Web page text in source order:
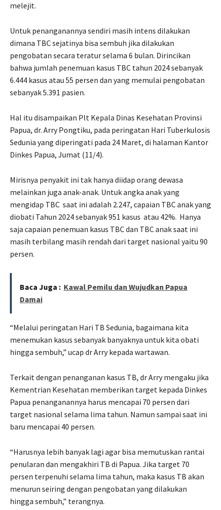
melejit.
Untuk penanganannya sendiri masih intens dilakukan
dimana TBC sejatinya bisa sembuh jika dilakukan
pengobatan secara teratur selama 6 bulan. Dirincikan
bahwa jumlah penemuan kasus TBC tahun 2024 sebanyak
6.444 kasus atau 55 persen dan yang memulai pengobatan
sebanyak 5.391 pasien.
Hal itu disampaikan Plt Kepala Dinas Kesehatan Provinsi
Papua, dr. Arry Pongtiku, pada peringatan Hari Tuberkulosis
Sedunia yang diperingati pada 24 Maret, di halaman Kantor
Dinkes Papua, Jumat (11/4).
Mirisnya penyakit ini tak hanya diidap orang dewasa
melainkan juga anak-anak. Untuk angka anak yang
mengidap TBC saat ini adalah 2.247, capaian TBC anak yang
diobati Tahun 2024 sebanyak 951 kasus atau 42%. Hanya
saja capaian penemuan kasus TBC dan TBC anak saat ini
masih terbilang masih rendah dari target nasional yaitu 90
persen.
Baca Juga : Kawal Pemilu dan Wujudkan Papua
Damai
“Melalui peringatan Hari TB Sedunia, bagaimana kita
menemukan kasus sebanyak banyaknya untuk kita obati
hingga sembuh,” ucap dr Arry kepada wartawan.
Terkait dengan penanganan kasus TB, dr Arry mengaku jika
Kementrian Kesehatan memberikan target kepada Dinkes
Papua penanganannya harus mencapai 70 persen dari
target nasional selama lima tahun. Namun sampai saat ini
baru mencapai 40 persen.
“Harusnya lebih banyak lagi agar bisa memutuskan rantai
penularan dan mengakhiri TB di Papua. Jika target 70
persen terpenuhi selama lima tahun, maka kasus TB akan
menurun seiring dengan pengobatan yang dilakukan
hingga sembuh,” terangnya.